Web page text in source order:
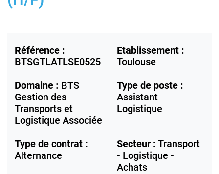
Référence :
BTSGTLATLSE0525
Etablissement :
Toulouse
Domaine : BTS
Gestion des
Transports et
Logistique Associée
Type de poste :
Assistant
Logistique
Type de contrat :
Alternance
Secteur : Transport
- Logistique -
Achats